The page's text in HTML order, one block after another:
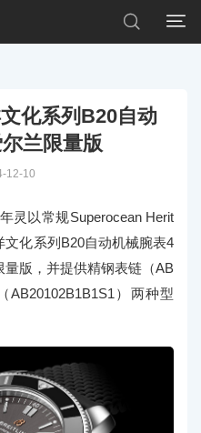


化系列B20自动
兰限量版
12-10
灵以常规Superocean Herit
文化系列B20自动机械腕表4
版，并提供精钢表链（AB
AB20102B1B1S1）两种型